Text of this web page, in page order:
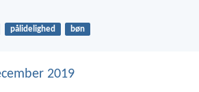
pålidelighed bøn
2019